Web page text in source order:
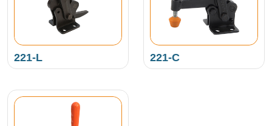
221-L 221-C